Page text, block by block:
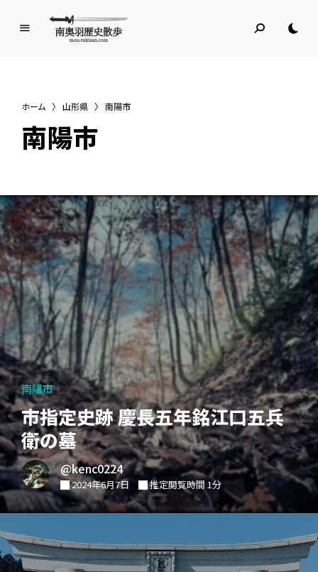
歴
史
散
歩
ホーム 〉 山形県 〉 南陽市
南陽市
南陽市
市指定史跡 慶長五年銘江口五兵
衛の墓
@kenc0224
2024年6月7日 推定閲覧時間 1分